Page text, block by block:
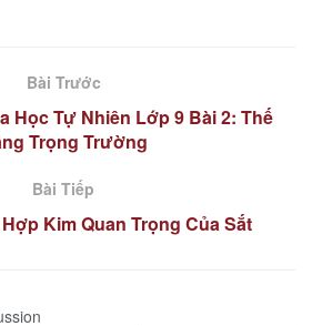
Bài Trước
Học Tự Nhiên Lớp 9 Bài 2: Thế
Trọng Trường
Bài Tiếp
Kim Quan Trọng Của Sắt